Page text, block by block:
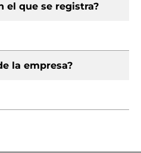
el que se registra?
la empresa?